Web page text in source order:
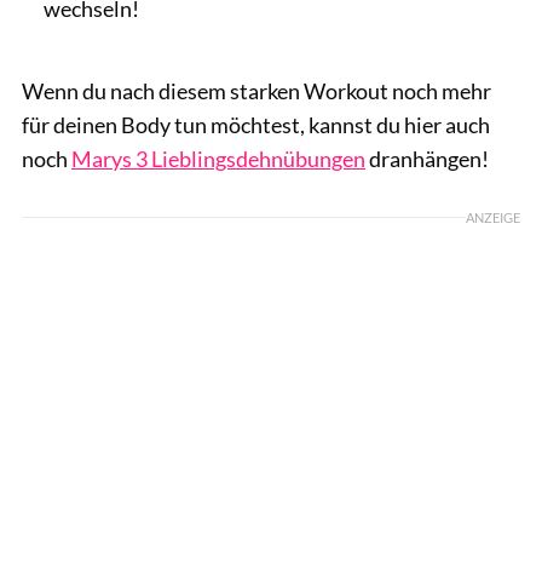
wechseln!
Wenn du nach diesem starken Workout noch mehr
für deinen Body tun möchtest, kannst du hier auch
noch Marys 3 Lieblingsdehnübungendranhängen!
ANZEIGE